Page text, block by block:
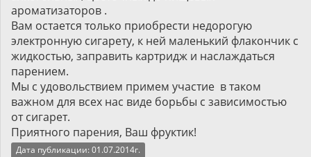
ароматизаторов .
Вам остается только приобрести недорогую
электронную сигарету, к ней маленький флакончик с
жидкостью, заправить картридж и наслаждаться
парением.
Мы с удовольствием примем участие в таком
важном для всех нас виде борьбы с зависимостью
от сигарет.
Приятного парения, Ваш фруктик!
Дата публикации: 01.07.2014г.